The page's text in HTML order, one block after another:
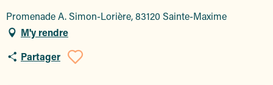
Promenade A. Simon-Lorière, 83120 Sainte-Maxime
M'y rendre
Partager
Ajouter aux favoris